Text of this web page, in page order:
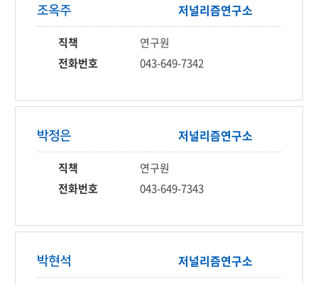
저널리즘연구소
조옥주
직책
연구원
전화번호
043-649-7342
저널리즘연구소
박정은
직책
연구원
전화번호
043-649-7343
저널리즘연구소
박현석